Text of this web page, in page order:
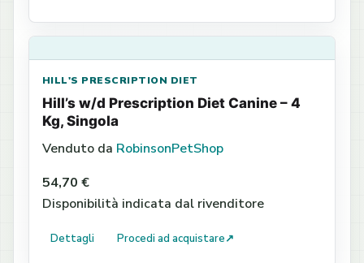
HILL'S PRESCRIPTION DIET
Hill’s w/d Prescription Diet Canine – 4
Kg, Singola
Venduto da RobinsonPetShop
54,70 €
Disponibilità indicata dal rivenditore
Dettagli Procedi ad acquistare↗